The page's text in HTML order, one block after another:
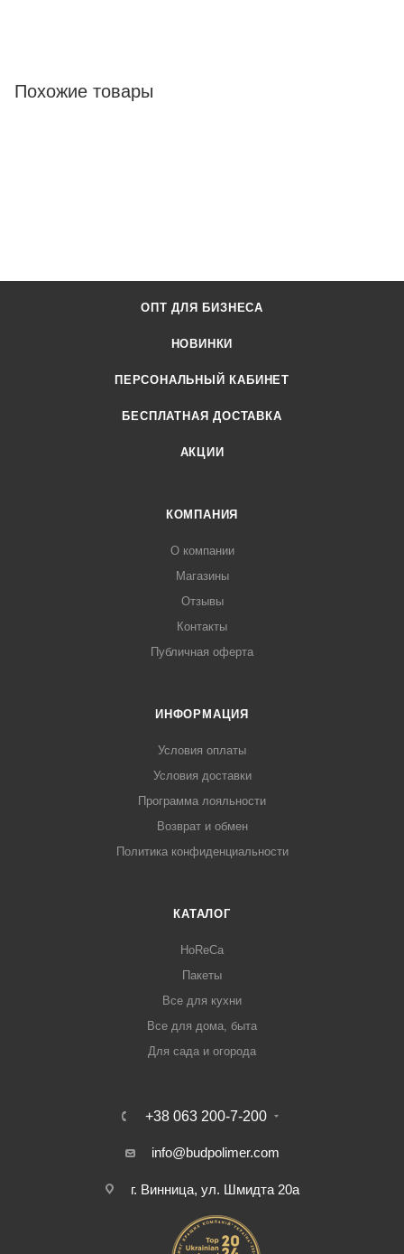
Похожие товары
ОПТ ДЛЯ БИЗНЕСА
НОВИНКИ
ПЕРСОНАЛЬНЫЙ КАБИНЕТ
БЕСПЛАТНАЯ ДОСТАВКА
АКЦИИ
КОМПАНИЯ
О компании
Магазины
Отзывы
Контакты
Публичная оферта
ИНФОРМАЦИЯ
Условия оплаты
Условия доставки
Программа лояльности
Возврат и обмен
Политика конфиденциальности
КАТАЛОГ
HoReCa
Пакеты
Все для кухни
Все для дома, быта
Для сада и огорода
+38 063 200-7-200
info@budpolimer.com
г. Винница, ул. Шмидта 20а